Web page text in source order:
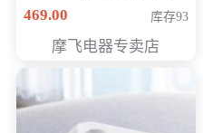
MF-HG30 ） 会员专享价
469.00 库存93
摩飞电器专卖店